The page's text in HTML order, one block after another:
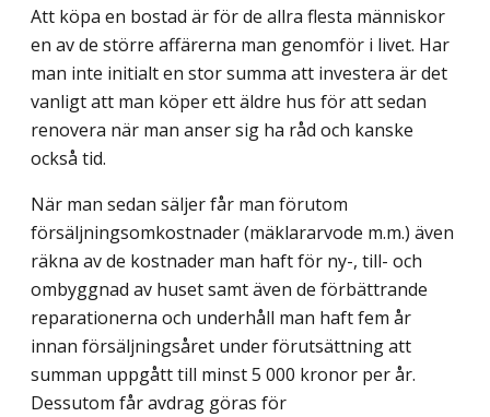
Att köpa en bostad är för de allra flesta människor
en av de större affärerna man genomför i livet. Har
man inte initialt en stor summa att investera är det
vanligt att man köper ett äldre hus för att sedan
renovera när man anser sig ha råd och kanske
också tid.
När man sedan säljer får man förutom
försäljningsomkostnader (mäklararvode m.m.) även
räkna av de kostnader man haft för ny-, till- och
ombyggnad av huset samt även de förbättrande
reparationerna och underhåll man haft fem år
innan försäljningsåret under förutsättning att
summan uppgått till minst 5 000 kronor per år.
Dessutom får avdrag göras för